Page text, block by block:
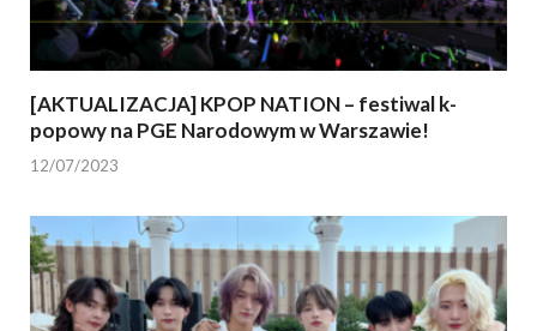
[AKTUALIZACJA] KPOP NATION – festiwal k-
popowy na PGE Narodowym w Warszawie!
12/07/2023